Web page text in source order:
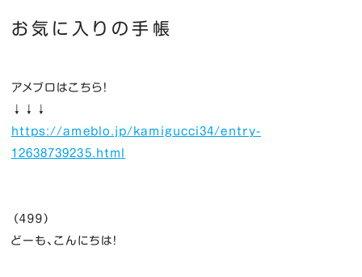
お気に入りの手帳
アメブロはこちら！
↓↓↓
https://ameblo.jp/kamigucci34/entry-
12638739235.html
（４９９）
どーも、こんにちは！